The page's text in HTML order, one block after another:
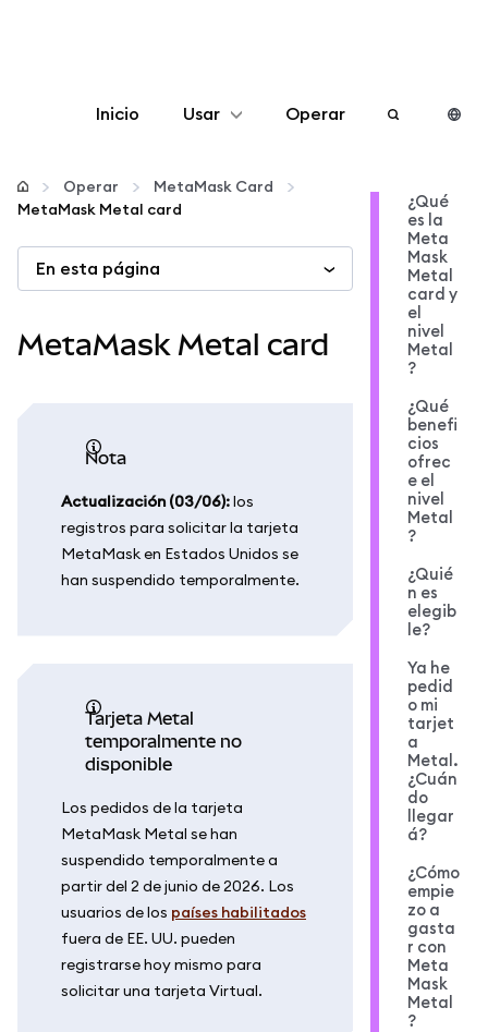
Inicio Usar
Configurar
Más Web3
Manténgase a salvo
Operar
Operar
MetaMask Card
MetaMask Metal card
En esta página
MetaMask Metal card
nota
Actualización (03/06):los
registros para solicitar la tarjeta
MetaMask en Estados Unidos se
han suspendido temporalmente.
Tarjeta Metal
temporalmente no
disponible
Los pedidos de la tarjeta
MetaMask Metal se han
suspendido temporalmente a
partir del 2 de junio de 2026. Los
usuarios de los países habilitados
fuera de EE. UU. pueden
registrarse hoy mismo para
solicitar una tarjeta Virtual.
¿Qué
es la
Meta
Mask
Metal
card y
el
nivel
Metal
?
¿Qué
benefi
cios
ofrec
e el
nivel
Metal
?
¿Quié
n es
elegib
le?
Ya he
pedid
o mi
tarjet
a
Metal.
¿Cuán
do
llegar
á?
¿Cómo
empie
zo a
gasta
r con
Meta
Mask
Metal
?